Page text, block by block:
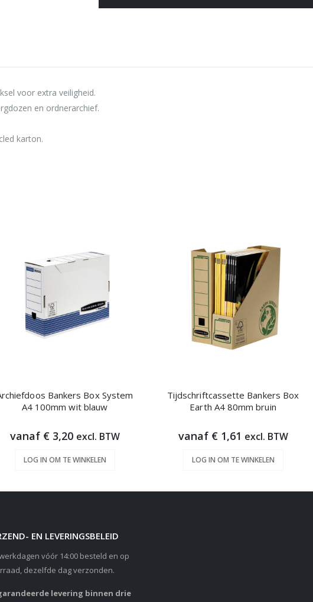
voor extra veiligheid.
en ordnerarchief.
karton.
Bankers Box System
A4 100mm wit blauw
vanaf € 3,20 excl. BTW
LOG IN OM TE WINKELEN
Tijdschriftcassette Bankers Box
Earth A4 80mm bruin
vanaf € 1,61 excl. BTW
LOG IN OM TE WINKELEN
EN LEVERINGSBELEID
vóór 14:00 besteld en op
dezelfde dag verzonden.
levering binnen drie